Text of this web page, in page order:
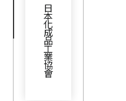
日
本
化
成
品
工
業
協
會